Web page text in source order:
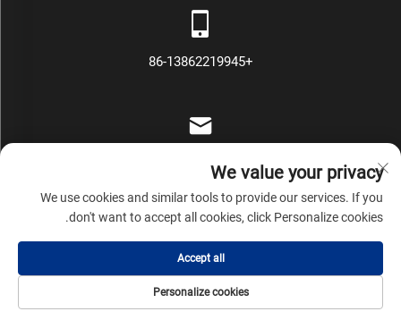
+86-13862219945
حقوق النشر © شركة تشانغ جيا غانغ مارس لمكائن التعبئة والتغليف
المحدودة جميع الحقوق محفوظةسياسة الخصوصية
We value your privacy
We use cookies and similar tools to provide our services. If you
don't want to accept all cookies, click Personalize cookies.
Personalize cookies
Accept all